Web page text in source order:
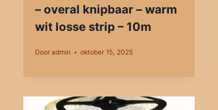
– overal knipbaar – warm
wit losse strip – 10m
Dooradmin oktober 15, 2025